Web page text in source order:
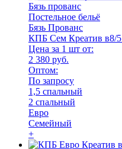
Бязь прованс
Постельное бельё
Бязь Прованс
КПБ Сем Креатив в8/5
Цена за 1 шт от:
2 380 руб.
Оптом:
По запросу
1,5 спальный
2 спальный
Евро
Семейный
+